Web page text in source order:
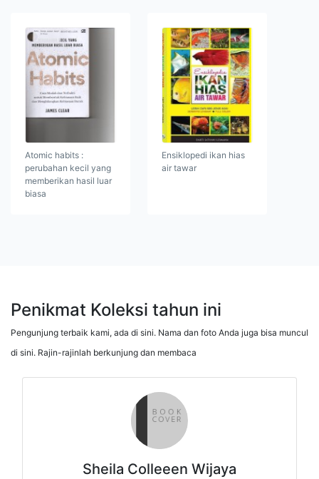
Atomic habits :
perubahan kecil yang
memberikan hasil luar
biasa
Ensiklopedi ikan hias
air tawar
Penikmat Koleksi tahun ini
Pengunjung terbaik kami, ada di sini. Nama dan foto Anda juga bisa muncul
di sini. Rajin-rajinlah berkunjung dan membaca
Sheila Colleeen Wijaya